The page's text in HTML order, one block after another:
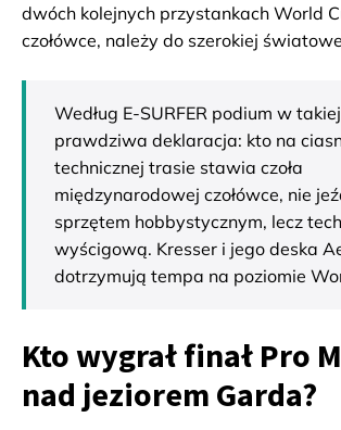
dwóch kolejnych przystankach World
czołówce, należy do szerokiej
Według E-SURFER podium w
prawdziwa deklaracja: kto na
technicznej trasie stawia czoła
międzynarodowej czołówce, nie
sprzętem hobbystycznym, lecz
wyścigową. Kresser i jego deska
dotrzymują tempa na poziomie
Kto wygrał finał Pro
nad jeziorem Garda?